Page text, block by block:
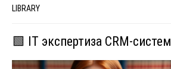
LIBRARY
🟩 IT экспертиза CRM-систем